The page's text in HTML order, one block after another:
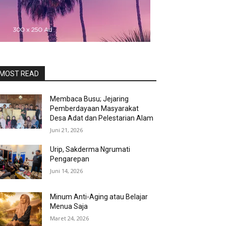
READ
Membaca Busu; Jejaring
Pemberdayaan Masyarakat
Desa Adat dan Pelestarian Alam
Juni 21, 2026
Urip, Sakderma Ngrumati
Pengarepan
Juni 14, 2026
Minum Anti-Aging atau Belajar
Menua Saja
Maret 24, 2026